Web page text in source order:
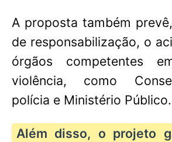
A proposta também
de responsabilização, o
órgãos competentes
violência, como
polícia e Ministério Público.
Além disso, o projeto